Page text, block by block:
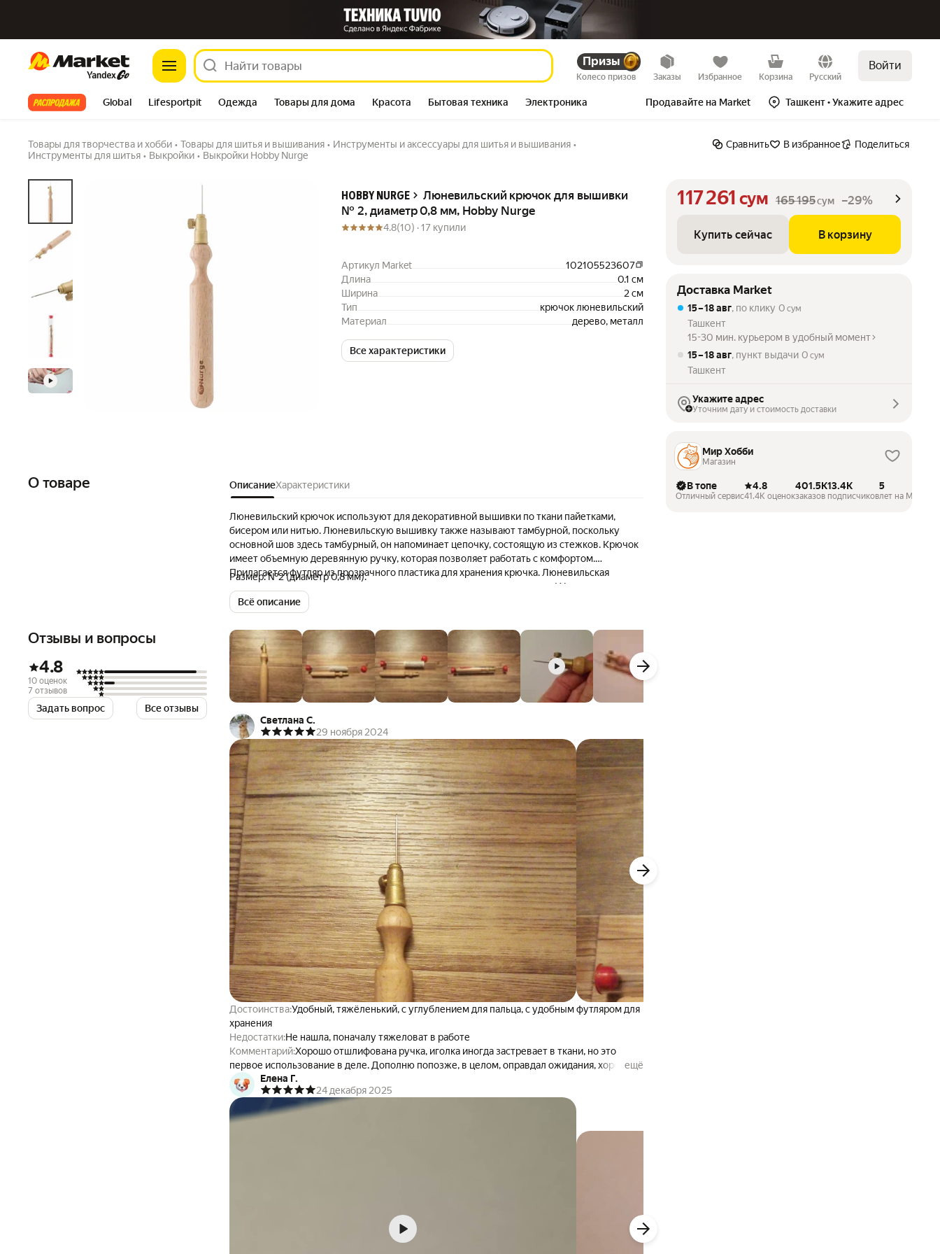
Market Призы
Колесо призов Заказы Избранное Корзина Русский
Войти
Все хиты Global Lifesportpit Одежда Товары для дома Красота Бытовая техника Электроника Продавайте на Market Ташкент• Укажите адрес
Товары для творчества и хобби • Товары для шитья и вышивания • Инструменты и аксессуары для шитья и вышивания •
Инструменты для шитья • Выкройки • Выкройки Hobby Nurge
Сравнить В избранное Поделиться
HOBBY NURGE
Люневильский крючок для вышивки
№ 2, диаметр 0,8 мм, Hobby Nurge
4.8(10) ·17 купили
Артикул Market
102105523607
Длина
0.1 см
Ширина
2 см
Тип
крючок люневильский
Материал
дерево, металл
Все характеристики
117 261 сум 165 195сум –29%
Купить сейчас В корзину
Люневильский крючок для вышивки № 2, диаметр 0,8 мм, Hobby
Nurge
17 купили Задать вопрос
165 195сум –29% Купить сейчас В корзину
Доставка Market
15 – 18 авг, по клику 0 сум
Ташкент
15-30 мин. курьером в удобный момент
15 – 18 авг, пункт выдачи 0 сум
Ташкент
Укажите адрес
Уточним дату и стоимость доставки
Мир Хобби
Магазин
В топе
Отличный сервис
4.8
41.4K оценок
401.5K
заказов
13.4K
подписчиков
5
лет на Маркете
О товаре ОписаниеХарактеристики
Люневильский крючок используют для декоративной вышивки по ткани пайетками,
бисером или нитью. Люневильскую вышивку также называют тамбурной, поскольку
основной шов здесь тамбурный, он напоминает цепочку, состоящую из стежков. Крючок
имеет объемную деревянную ручку, которая позволяет работать с комфортом.
Прилагается футляр из прозрачного пластика для хранения крючка. Люневильская
вышивка – это интересная техника, которая может надолго вас увлечь! Украсьте даже
самые скромные платья с истинно королевским вкусом!
Размер: №2 (диаметр 0,8 мм).
Всё описание
Отзывы и вопросы
4.8
10 оценок
7 отзывов
Задать вопрос
Все отзывы
Светлана С.
29 ноября 2024
Достоинства:Удобный, тяжёленький, с углублением для пальца, с удобным футляром для
хранения
Недостатки:Не нашла, поначалу тяжеловат в работе
Комментарий:Хорошо отшлифована ручка, иголка иногда застревает в ткани, но это
первое использование в деле. Дополню попозже, в целом, оправдал ожидания, хорошо
продуман для удобства работы. Особенно понравилось,что тяжёленький, под его весом
очень приятно пользоваться
ещё
Елена Г.
24 декабря 2025